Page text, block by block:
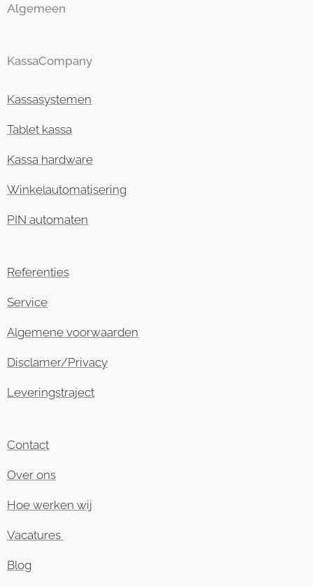
Algemeen
KassaCompany
Kassasystemen
Tablet kassa
Kassa hardware
Winkelautomatisering
PIN automaten
Referenties
Service
Algemene voorwaarden
Disclamer/Privacy
Leveringstraject
Contact
Over ons
Hoe werken wij
Vacatures
Blog